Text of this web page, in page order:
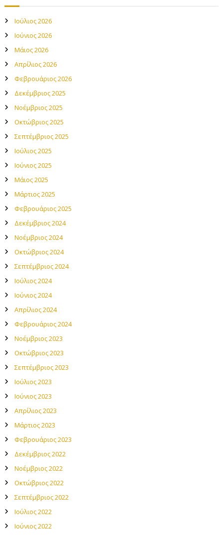
Ιούλιος 2026
Ιούνιος 2026
Μάιος 2026
Απρίλιος 2026
Φεβρουάριος 2026
Δεκέμβριος 2025
Νοέμβριος 2025
Οκτώβριος 2025
Σεπτέμβριος 2025
Ιούλιος 2025
Ιούνιος 2025
Μάιος 2025
Μάρτιος 2025
Φεβρουάριος 2025
Δεκέμβριος 2024
Νοέμβριος 2024
Οκτώβριος 2024
Σεπτέμβριος 2024
Ιούλιος 2024
Ιούνιος 2024
Απρίλιος 2024
Φεβρουάριος 2024
Νοέμβριος 2023
Οκτώβριος 2023
Σεπτέμβριος 2023
Ιούλιος 2023
Ιούνιος 2023
Απρίλιος 2023
Μάρτιος 2023
Φεβρουάριος 2023
Δεκέμβριος 2022
Νοέμβριος 2022
Οκτώβριος 2022
Σεπτέμβριος 2022
Ιούλιος 2022
Ιούνιος 2022